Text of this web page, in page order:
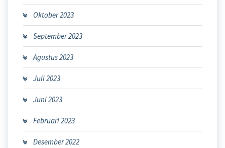
Oktober 2023
September 2023
Agustus 2023
Juli 2023
Juni 2023
Februari 2023
Desember 2022